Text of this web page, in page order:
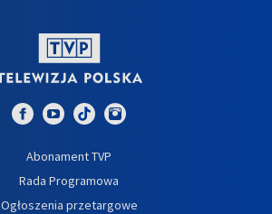
Abonament TVP
Rada Programowa
Ogłoszenia przetargowe